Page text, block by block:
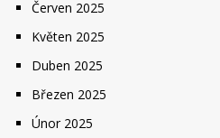
Červen 2025
Květen 2025
Duben 2025
Březen 2025
Únor 2025